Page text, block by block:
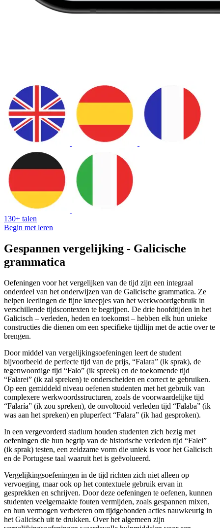
130+ talen
Begin met leren
Gespannen vergelijking - Galicische
grammatica
Oefeningen voor het vergelijken van de tijd zijn een integraal
onderdeel van het onderwijzen van de Galicische grammatica. Ze
helpen leerlingen de fijne kneepjes van het werkwoordgebruik in
verschillende tijdscontexten te begrijpen. De drie hoofdtijden in het
Galicisch – verleden, heden en toekomst – hebben elk hun unieke
constructies die dienen om een specifieke tijdlijn met de actie over te
brengen.
Door middel van vergelijkingsoefeningen leert de student
bijvoorbeeld de perfecte tijd van de prijs, “Falara” (ik sprak), de
tegenwoordige tijd “Falo” (ik spreek) en de toekomende tijd
“Falarei” (ik zal spreken) te onderscheiden en correct te gebruiken.
Op een gemiddeld niveau oefenen studenten met het gebruik van
complexere werkwoordsstructuren, zoals de voorwaardelijke tijd
“Falaría” (ik zou spreken), de onvoltooid verleden tijd “Falaba” (ik
was aan het spreken) en pluperfect “Falara” (ik had gesproken).
In een vergevorderd stadium houden studenten zich bezig met
oefeningen die hun begrip van de historische verleden tijd “Falei”
(ik sprak) testen, een zeldzame vorm die uniek is voor het Galicisch
en de Portugese taal waaruit het is geëvolueerd.
Vergelijkingsoefeningen in de tijd richten zich niet alleen op
vervoeging, maar ook op het contextuele gebruik ervan in
gesprekken en schrijven. Door deze oefeningen te oefenen, kunnen
studenten veelgemaakte fouten vermijden, zoals gespannen mixen,
en hun vermogen verbeteren om tijdgebonden acties nauwkeurig in
het Galicisch uit te drukken. Over het algemeen zijn